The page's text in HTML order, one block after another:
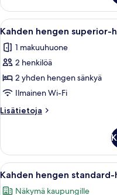
standard-
huone
Avaa
kaikki
huonetyypin
Kahden
hengen
superior-
huone
(kaksi
kuvat
3
Kahden hengen superior-
1 makuuhuone
2 henkilöä
2 yhden hengen sänkyä
Ilmainen Wi-Fi
Lisätietoja
Lisätietoja
superior-
huone
(kaksi
Avaa
kaikki
9
Kahden hengen standard-
Näkymä kaupungille